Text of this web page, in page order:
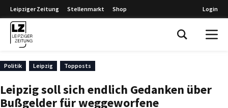
Leipziger Zeitung Stellenmarkt Shop Login
Politik Leipzig Topposts
Leipzig soll sich endlich Gedanken über
Bußgelder für weggeworfene